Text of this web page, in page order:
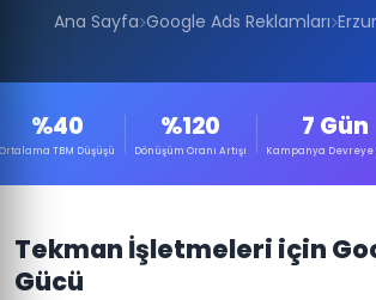
Ana Sayfa Google Ads Reklamları
%40
Ortalama TBM Düşüşü
%120
Dönüşüm Oranı Artışı
7 Gün
Kampanya Devreye
Tekman İşletmeleri için
Gücü